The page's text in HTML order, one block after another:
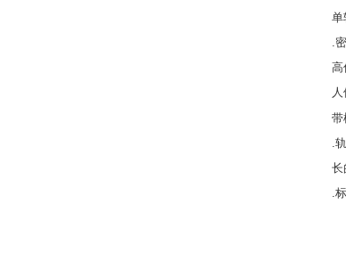
单
.
高
带
.
长
.